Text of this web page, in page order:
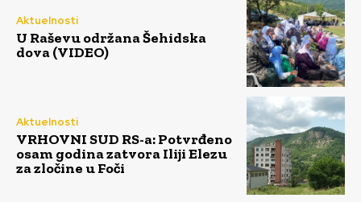
Aktuelnosti
U Raševu održana Šehidska
dova (VIDEO)
Aktuelnosti
VRHOVNI SUD RS-a: Potvrđeno
osam godina zatvora Iliji Elezu
za zločine u Foči